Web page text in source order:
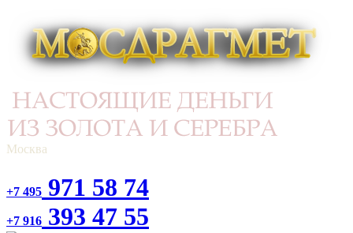
Москва
+7 495 971 58 74
+7 916 393 47 55